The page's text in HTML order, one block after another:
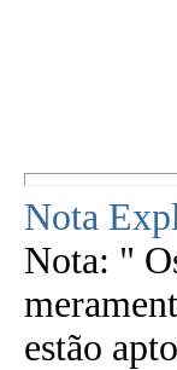
Nota
Nota: "
estão